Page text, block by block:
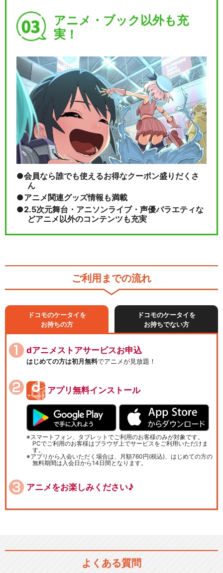
Hello! プリ☆チャンワールド
閉じる
アニメ・ブック以外も充
実！
会員なら誰でも使えるお得なクーポン盛りだくさ
ん
アニメ関連グッズ情報も満載
2.5次元舞台・アニソンライブ・声優バラエティな
どアニメ以外のコンテンツも充実
ご利用までの流れ
ドコモのケータイを
お持ちの方
ドコモのケータイを
お持ちでない方
dアニメストアサービスお申込
はじめての方は初月無料でアニメが見放題！
アプリ無料インストール
スマートフォン、タブレットでご利用のお客様のみが対象です。
PCでご利用のお客様はブラウザ上でサービスをご利用いただけま
す。
アプリから入会いただく場合は、月額760円(税込)、はじめての方の
無料期間は入会日から14日間となります。
アニメをお楽しみください♪
よくある質問